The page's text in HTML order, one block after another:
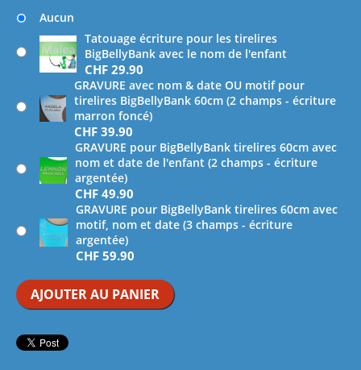
Aucun
Tatouage écriture pour les tirelires
BigBellyBank avec le nom de l'enfant
CHF 29.90
GRAVURE avec nom & date OU motif pour
tirelires BigBellyBank 60cm (2 champs - écriture
marron foncé)
CHF 39.90
GRAVURE pour BigBellyBank tirelires 60cm avec
nom et date de l'enfant (2 champs - écriture
argentée)
CHF 49.90
GRAVURE pour BigBellyBank tirelires 60cm avec
motif, nom et date (3 champs - écriture
argentée)
CHF59.90
AJOUTER AU PANIER